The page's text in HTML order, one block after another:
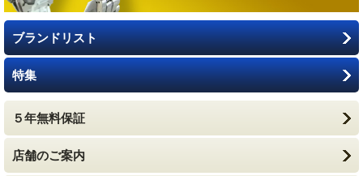
ブランドリスト
特集
５年無料保証
店舗のご案内